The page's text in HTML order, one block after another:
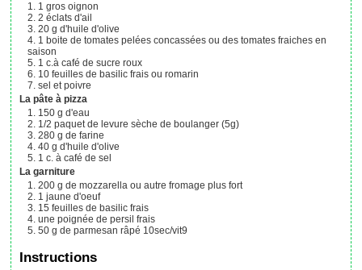
1 gros oignon
2 éclats d'ail
20 g d'huile d'olive
1 boite de tomates pelées concassées ou des tomates fraiches en
saison
1 c.à café de sucre roux
10feuillesde basilic frais ou romarin
sel et poivre
La pâte à pizza
150 g d'eau
1/2 paquetde levure sèche de boulanger (5g)
280 g de farine
40 g d'huile d'olive
1 c. à caféde sel
La garniture
200 g de mozzarella ou autre fromage plus fort
1 jaune d'oeuf
15 feuilles de basilic frais
une poignée de persil frais
50 g de parmesan râpé 10sec/vit9
Instructions